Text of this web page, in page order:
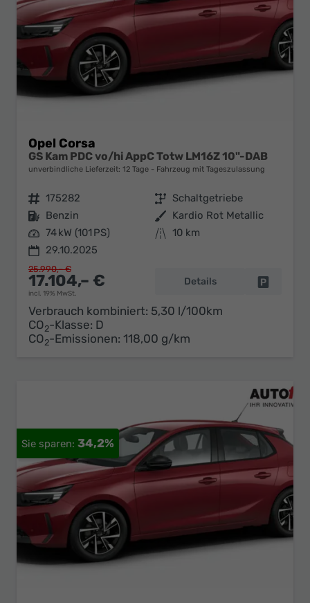
Opel Corsa
GS Kam PDC vo/hi AppC Totw LM16Z 10"-DAB
unverbindliche Lieferzeit: 12 Tage Fahrzeug mit Tageszulassung
Fahrzeugnr. 175282 Getriebe Schaltgetriebe
Kraftstoff Benzin Außenfarbe Kardio Rot Metallic
Leistung 74 kW (101 PS) Kilometerstand 10 km
29.10.2025
17.104,– €
incl. 19% MwSt.
25.990,– €
Details
Verbrauch kombiniert: 5,30 l/100km
CO2-Klasse: D
CO2-Emissionen: 118,00 g/km
34,2%